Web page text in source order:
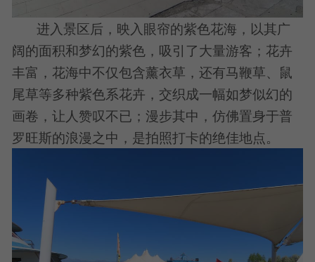
进入景区后，映入眼帘的紫色花海，以其广
阔的面积和梦幻的紫色，吸引了大量游客；花卉
丰富，花海中不仅包含薰衣草，还有马鞭草、鼠
尾草等多种紫色系花卉，交织成一幅如梦似幻的
画卷，让人赞叹不已；漫步其中，仿佛置身于普
罗旺斯的浪漫之中，是拍照打卡的绝佳地点。